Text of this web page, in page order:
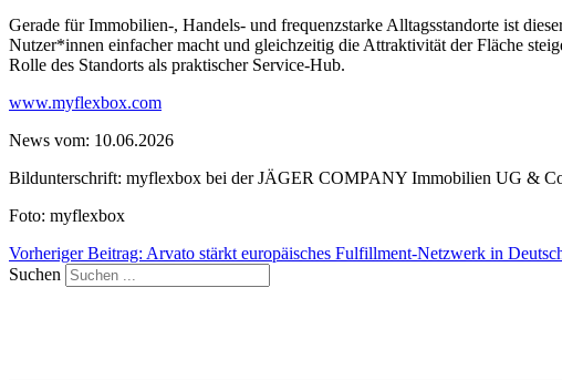
Gerade für Immobilien-, Handels- und frequenzstarke Alltagsstandorte ist
Nutzer*innen einfacher macht und gleichzeitig die Attraktivität der Fläche
Rolle des Standorts als praktischer Service-Hub.
www.myflexbox.com
News vom: 10.06.2026
Bildunterschrift: myflexbox bei der JÄGER COMPANY Immobilien UG &
Foto: myflexbox
Vorheriger Beitrag: Arvato stärkt europäisches Fulfillment-Netzwerk in
Suchen